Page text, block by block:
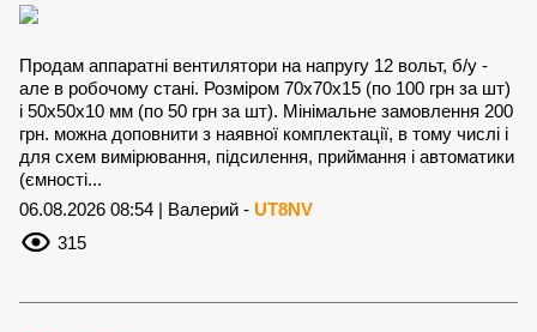
Продам аппаратні вентилятори на напругу 12 вольт, б/у -
але в робочому стані. Розміром 70х70х15 (по 100 грн за шт)
і 50х50х10 мм (по 50 грн за шт). Мінімальне замовлення 200
грн. можна доповнити з наявної комплектації, в тому числі і
для схем вимірювання, підсилення, приймання і автоматики
(ємності...
06.08.2026 08:54 | Валерий - UT8NV
315